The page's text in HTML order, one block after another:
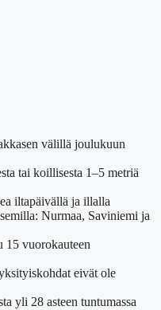
välillä joulukuun
tai koillisesta 1–5 metriä
iltapäivällä ja illalla
Nurmaa, Saviniemi ja
15 vuorokauteen
eivät ole
yli 28 asteen tuntumassa